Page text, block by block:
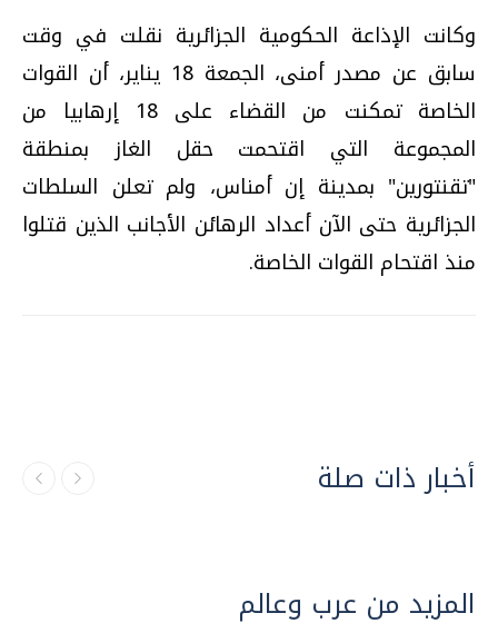
وكانت الإذاعة الحكومية الجزائرية نقلت في وقت
سابق عن مصدر أمنى، الجمعة 18 يناير، أن القوات
الخاصة تمكنت من القضاء على 18 إرهابيا من
المجموعة التي اقتحمت حقل الغاز بمنطقة
"تقنتورين" بمدينة إن أمناس، ولم تعلن السلطات
الجزائرية حتى الآن أعداد الرهائن الأجانب الذين قتلوا
منذ اقتحام القوات الخاصة.
أخبار ذات صلة
المزيد من عرب وعالم